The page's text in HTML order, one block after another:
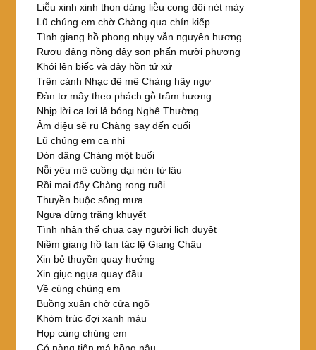
Liễu xinh xinh thon dáng liễu cong đôi nét mày
Lũ chúng em chờ Chàng qua chín kiếp
Tình giang hồ phong nhụy vẫn nguyên hương
Rượu dâng nồng đây son phấn mười phương
Khói lên biếc và đây hồn tứ xứ
Trên cánh Nhạc đê mê Chàng hãy ngự
Đàn tơ mây theo phách gỗ trầm hương
Nhịp lời ca lơi lả bóng Nghê Thường
Âm điệu sẽ ru Chàng say đến cuối
Lũ chúng em ca nhi
Đón dâng Chàng một buổi
Nỗi yêu mê cuồng dại nén từ lâu
Rồi mai đây Chàng rong ruổi
Thuyền buộc sông mưa
Ngựa dừng trăng khuyết
Tình nhân thế chua cay người lịch duyệt
Niềm giang hồ tan tác lệ Giang Châu
Xin bẻ thuyền quay hướng
Xin giục ngựa quay đầu
Về cùng chúng em
Buồng xuân chờ cửa ngõ
Khóm trúc đợi xanh màu
Họp cùng chúng em
Có nàng tiên má hồng nâu